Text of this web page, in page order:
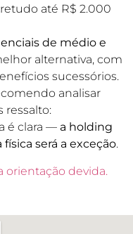
até R$ 2.000
de médio e
alternativa, com
sucessórios.
analisar
ressalto:
é clara — a holding
física será a exceção.
orientação devida.